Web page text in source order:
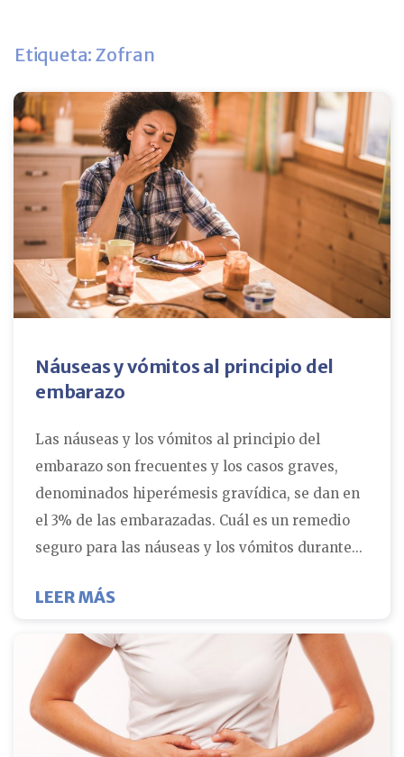
Etiqueta: Zofran
Náuseas y vómitos al principio del
embarazo
Las náuseas y los vómitos al principio del
embarazo son frecuentes y los casos graves,
denominados hiperémesis gravídica, se dan en
el 3% de las embarazadas. Cuál es un remedio
seguro para las náuseas y los vómitos durante...
LEER MÁSSOBRE NÁUSEAS Y VÓMITOS AL